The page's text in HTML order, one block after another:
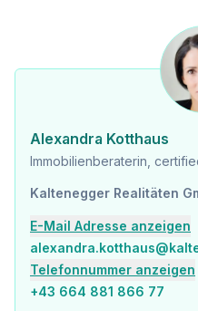
Alexandra Kotthaus
Immobilienberaterin,
Kaltenegger Realitäten
E-Mail Adresse anzeigen
Telefonnummer anzeigen
+43 664 881 866 77